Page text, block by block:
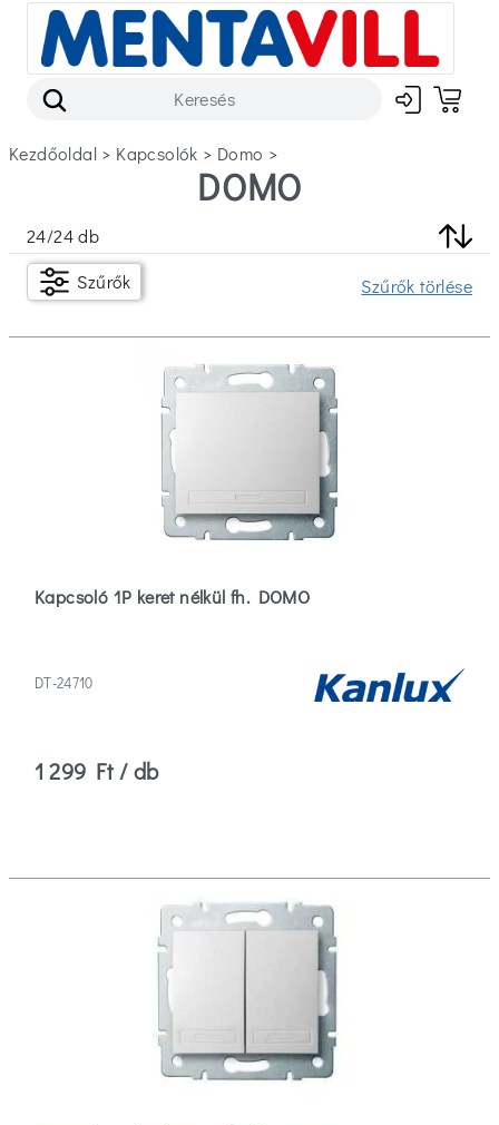
Kezdőoldal> kapcsolók > domo >
Készleten
Ár
Szín
(1)
(15)
Több
DOMO
24/24db
Szűrők
Szűrők törlése
Kapcsoló 1P keret nélkül fh. DOMO
DT-24710
1 299 Ft / db